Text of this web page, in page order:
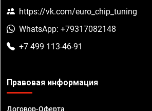
https://vk.com/euro_chip_tuning
WhatsApp: +79317082148
+7 499 113-46-91
Правовая информация
Договор-Оферта